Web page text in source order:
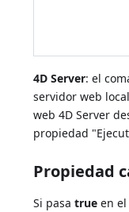
4D Server: el
servidor web
web 4D Server
propiedad
Propiedad
Si pasatrue en